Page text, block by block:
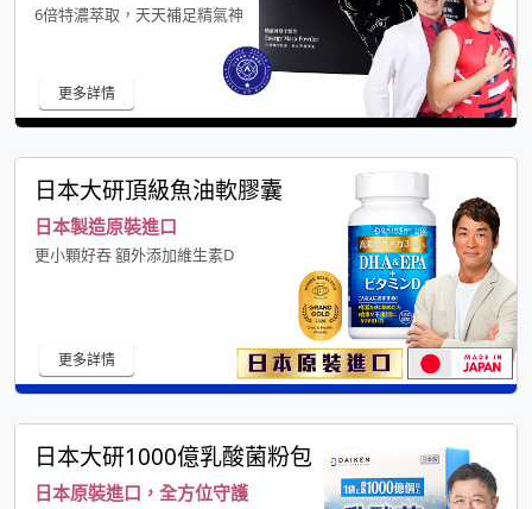
6倍特濃萃取，天天補足精氣神
更多詳情
日本大研頂級魚油軟膠囊
日本製造原裝進口
更小顆好吞 額外添加維生素D
更多詳情
日本大研1000億乳酸菌粉包
日本原裝進口，全方位守護